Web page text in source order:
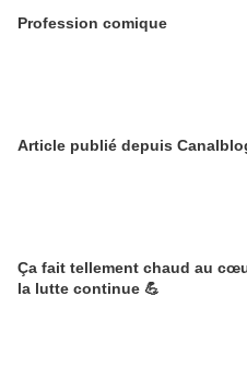
Profession comique
Article publié depuis
Ça fait tellement chaud au
la lutte continue 💪